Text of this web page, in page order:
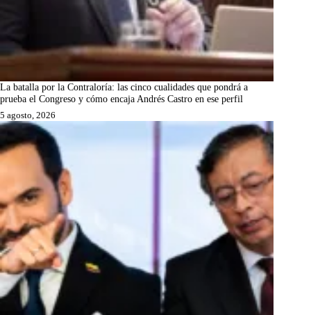
La batalla por la Contraloría: las cinco cualidades que pondrá a
prueba el Congreso y cómo encaja Andrés Castro en ese perfil
5 agosto, 2026